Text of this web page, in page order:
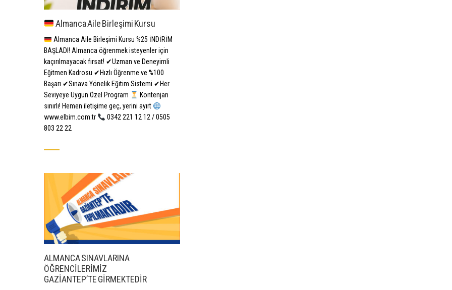
Almanca Aile Birleşimi Kursu
Almanca Aile Birleşimi Kursu %25 İNDİRİM
BAŞLADI! Almanca öğrenmek isteyenler için
kaçırılmayacak fırsat! ✔Uzman ve Deneyimli
Eğitmen Kadrosu ✔Hızlı Öğrenme ve %100
Başarı ✔Sınava Yönelik Eğitim Sistemi ✔Her
Seviyeye Uygun Özel Program
Kontenjan
sınırlı! Hemen iletişime geç, yerini ayırt
www.elbim.com.tr
0342 221 12 12 / 0505
803 22 22
ALMANCA SINAVLARINA
ÖĞRENCİLERİMİZ
GAZİANTEP’TE GİRMEKTEDİR